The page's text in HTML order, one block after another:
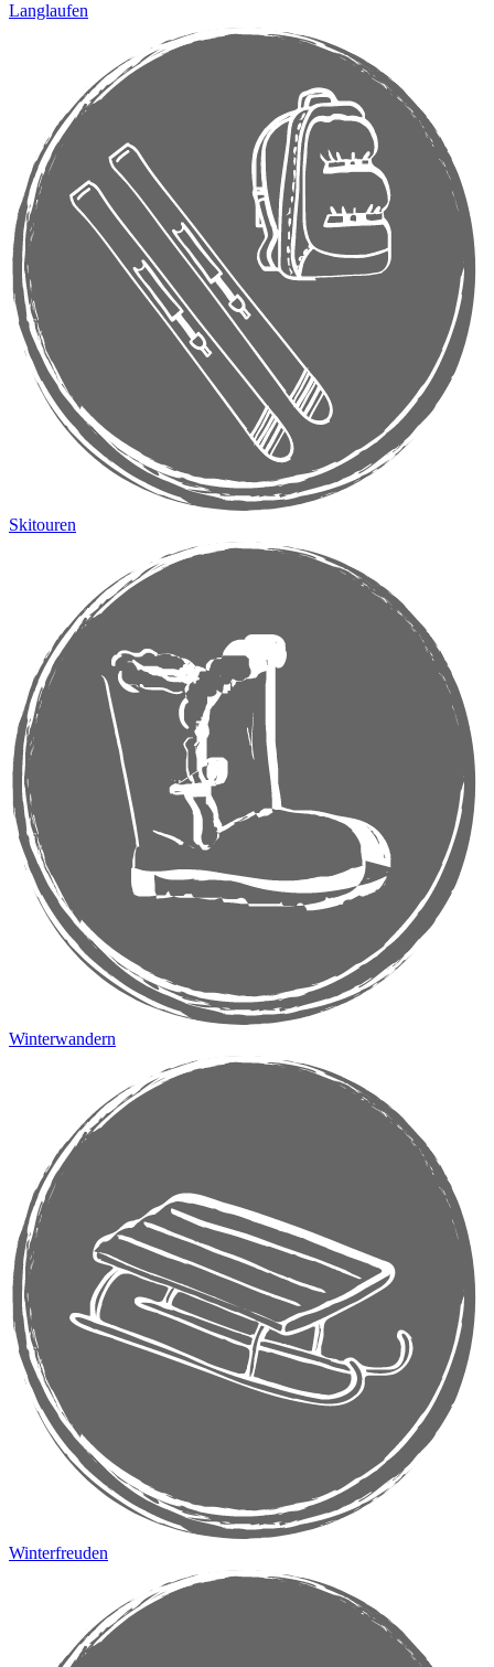
Langlaufen
Skitouren
Winterwandern
Winterfreuden